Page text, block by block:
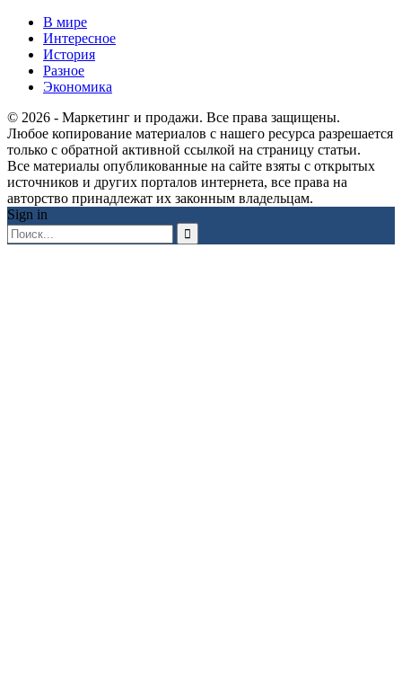
В мире
Интересное
История
Разное
Экономика
© 2026 - Маркетинг и продажи. Все права защищены.
Любое копирование материалов с нашего ресурса разрешается
только с обратной активной ссылкой на страницу статьи.
Все материалы опубликованные на сайте взяты с открытых
источников и других порталов интернета, все права на
авторство принадлежат их законным владельцам.
Sign in